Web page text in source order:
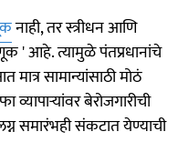
नाही, तर स्त्रीधन आणि
' आहे. त्यामुळे पंतप्रधानांचे
मात्र सामान्यांसाठी मोठं
बेरोजगारीची
समारंभही संकटात येण्याची